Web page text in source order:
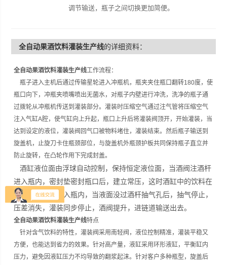
调节输送，瓶子之间切换更加简便。
全自动果酒饮料灌装生产线的详细资料：
全自动果酒饮料灌装生产线工作流程：
瓶子进入主机后通过传输星轮进入冲瓶机，瓶夹夹住瓶口翻转180度，使
瓶口向下，冲瓶夹喷嘴喷出无菌水，对瓶子内壁进行冲洗，洗净的瓶子通
过拨轮从冲瓶机传送到灌装部分。灌装时压缩空气通过注气管将压缩空气
注入气缸A腔，使气缸向上升起，瓶口上升后将灌装阀顶开，开始灌装，当
达到设定的液位，灌装阀回气口被物料堵住，灌装结束。然后瓶子输送到
旋盖机，止旋刀卡住瓶颈部位，与旋盖机外瓶颈护板共同保持瓶子直立并
防止旋转，在凸轮作用下完成封盖。
酒缸液位面由浮球自动控制，保持恒定液位面，当酒阀注酒杆
进入瓶内，密封垫密封瓶口后，建立常压，这时酒缸中的饮料在
压盖作用下，灌入瓶内，当液面没过酒杆抽气孔后，抽气停止，
压差消失，灌装同步停止，酒阀提升，进链道输送出去。
全自动果酒饮料灌装生产线特点
针对含气饮料的特性，灌装阀采用南轻阀，液位控制精准，灌装平稳又
方便，也能达到省力的效果。针对高产量，液缸采用环形液缸，平衡缸内
压力，避免因液缸压力不均导致的翻浆起沫。针对客户多种瓶型，旋盖后